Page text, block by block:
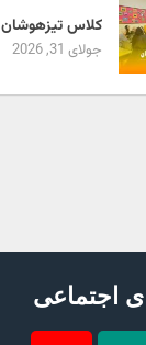
کلاس تیزهوشان
جولای 31, 2026
اجتماعی